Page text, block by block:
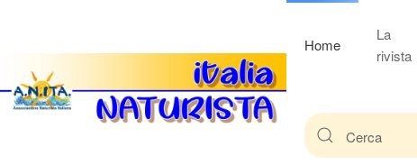
Home
La
rivista